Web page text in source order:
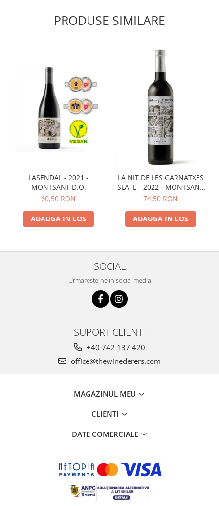
PRODUSE SIMILARE
LASENDAL - 2021 -
MONTSANT D.O.
60,50 RON
ADAUGA IN COS
LA NIT DE LES GARNATXES
SLATE - 2022 - MONTSANT
D.O.
74,50 RON
ADAUGA IN COS
SOCIAL
Urmareste-ne in social media
SUPORT CLIENTI
+40 742 137 420
office@thewinederers.com
MAGAZINUL MEU
CLIENTI
DATE COMERCIALE